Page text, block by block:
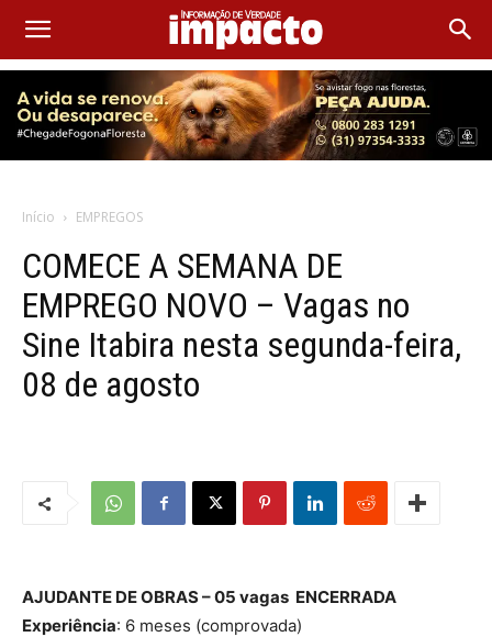
Início EMPREGOS
COMECE A SEMANA DE
EMPREGO NOVO – Vagas no
Sine Itabira nesta segunda-feira,
08 de agosto
AJUDANTE DE OBRAS – 05 vagas ENCERRADA
Experiência: 6 meses (comprovada)